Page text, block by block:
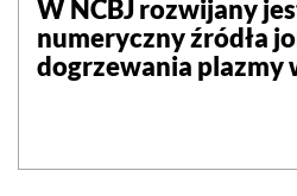
W NCBJ rozwijany
numeryczny źródła
dogrzewania plazmy